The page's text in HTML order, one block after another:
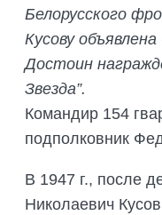
Белорусского
Кусову
Достоин
Звезда”.
Командир 154
подполковник
В 1947 г., после
Николаевич